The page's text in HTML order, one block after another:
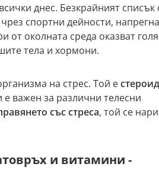
днес. Безкрайният списък
спортни дейности,
от околната среда оказват
тела и хормони.
на стрес. Той е
важен за различни телесни
със стреса, той се
и витамини -